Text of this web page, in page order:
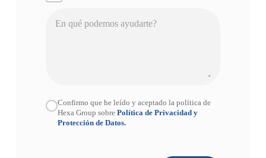
Confirmo que he leído y aceptado la política de
Hexa Group sobre Política de Privacidad y
Protección de Datos.